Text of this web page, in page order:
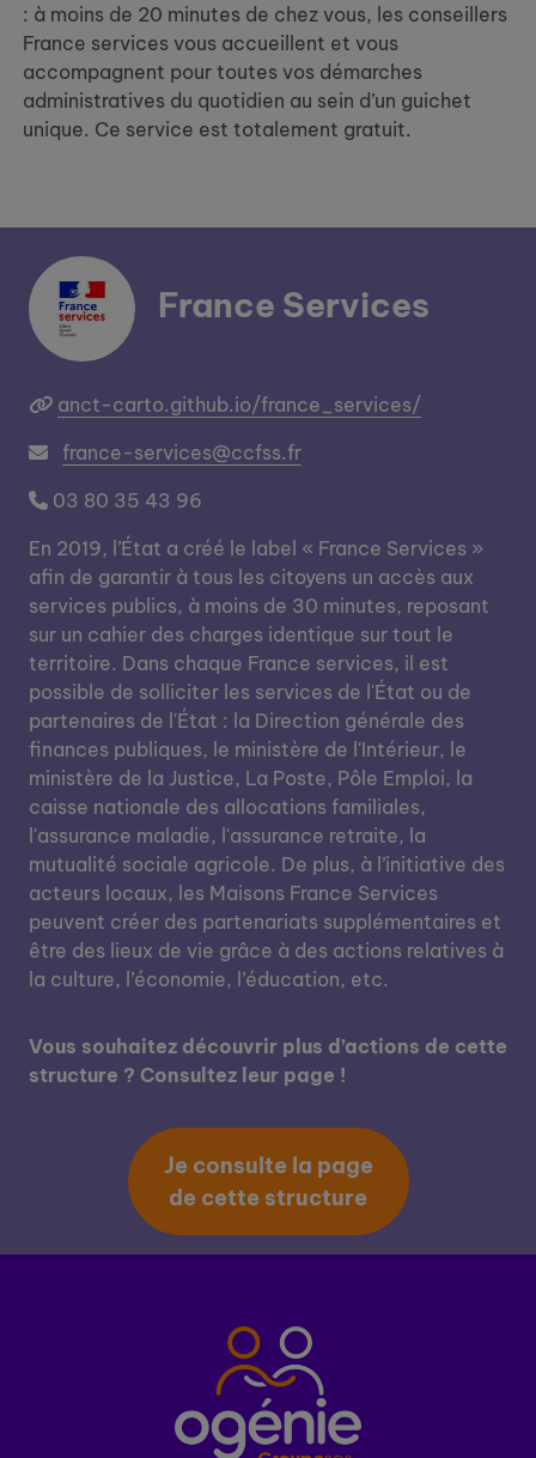
: à moins de 20 minutes de chez vous, les conseillers
France services vous accueillent et vous
accompagnent pour toutes vos démarches
administratives du quotidien au sein d’un guichet
unique. Ce service est totalement gratuit.
France Services
anct-carto.github.io/france_services/
france-services@ccfss.fr
03 80 35 43 96
En 2019, l’État a créé le label « France Services »
afin de garantir à tous les citoyens un accès aux
services publics, à moins de 30 minutes, reposant
sur un cahier des charges identique sur tout le
territoire. Dans chaque France services, il est
possible de solliciter les services de l'État ou de
partenaires de l'État : la Direction générale des
finances publiques, le ministère de l'Intérieur, le
ministère de la Justice, La Poste, Pôle Emploi, la
caisse nationale des allocations familiales,
l'assurance maladie, l'assurance retraite, la
mutualité sociale agricole. De plus, à l’initiative des
acteurs locaux, les Maisons France Services
peuvent créer des partenariats supplémentaires et
être des lieux de vie grâce à des actions relatives à
la culture, l’économie, l’éducation, etc.
Vous souhaitez découvrir plus d’actions de cette
structure ? Consultez leur page !
Je consulte la page
de cette structure